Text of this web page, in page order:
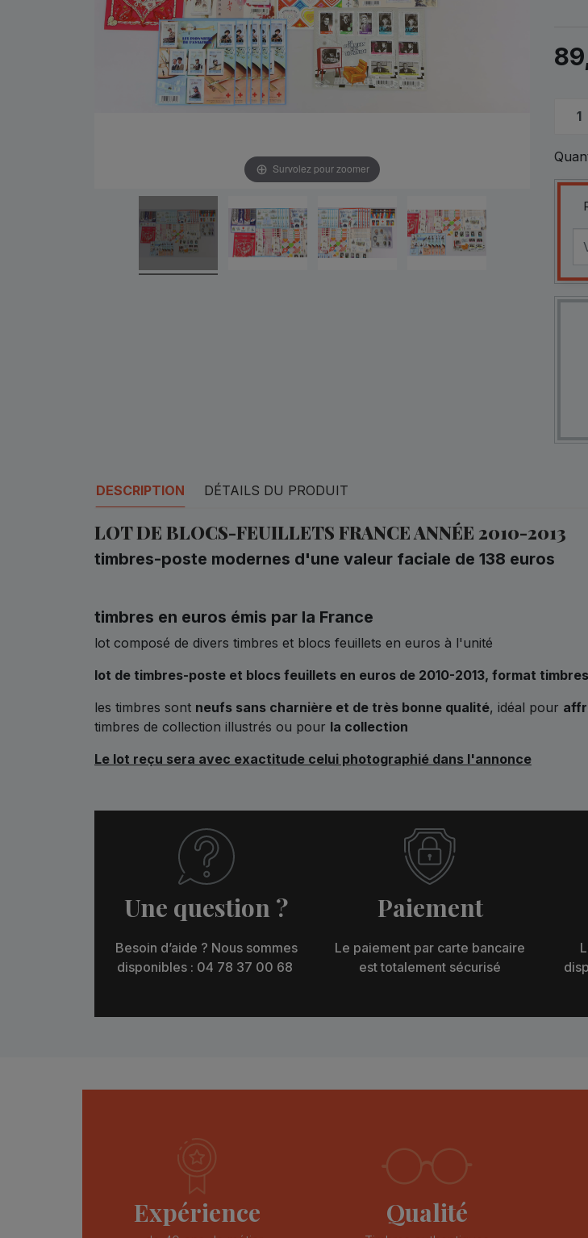
Survolez pour zoomer
DESCRIPTION DÉTAILS DU PRODUIT
LOT DE BLOCS-FEUILLETS FRANCE ANNÉE 2010-2013
timbres-poste modernes d'une valeur faciale de 138 euros
timbres en euros émis par la France
lot composé de divers timbres et blocs feuillets en euros à l'unité
lot de timbres-poste et blocs feuillets en euros de 2010-2013, format
les timbres sont neufs sans charnière et de très bonne qualité, idéal pour
timbres de collection illustrés ou pour la collection
Le lot reçu sera avec exactitude celui photographié dans l'annonce
Une question ?
Besoin d’aide ? Nous sommes
disponibles : 04 78 37 00 68
Paiement
Le paiement par carte bancaire
est totalement sécurisé
Expérience Qualité